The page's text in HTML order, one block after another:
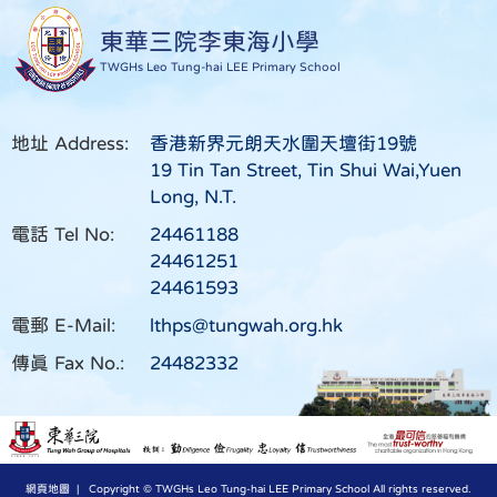
東華三院李東海小學
TWGHs Leo Tung-hai LEE Primary School
地址 Address:
香港新界元朗天水圍天壇街19號
19 Tin Tan Street, Tin Shui Wai,Yuen
Long, N.T.
電話 Tel No:
24461188
24461251
24461593
電郵 E-Mail:
lthps@tungwah.org.hk
傳真 Fax No.:
24482332
網頁地圖 | Copyright © TWGHs Leo Tung-hai LEE Primary School All rights reserved.